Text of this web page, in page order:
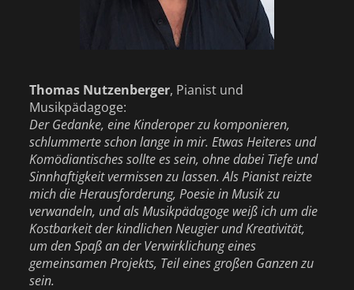
Thomas Nutzenberger, Pianist und
Musikpädagoge:
Der Gedanke, eine Kinderoper zu komponieren,
schlummerte schon lange in mir. Etwas Heiteres und
Komödiantisches sollte es sein, ohne dabei Tiefe und
Sinnhaftigkeit vermissen zu lassen. Als Pianist reizte
mich die Herausforderung, Poesie in Musik zu
verwandeln, und als Musikpädagoge weiß ich um die
Kostbarkeit der kindlichen Neugier und Kreativität,
um den Spaß an der Verwirklichung eines
gemeinsamen Projekts, Teil eines großen Ganzen zu
sein.